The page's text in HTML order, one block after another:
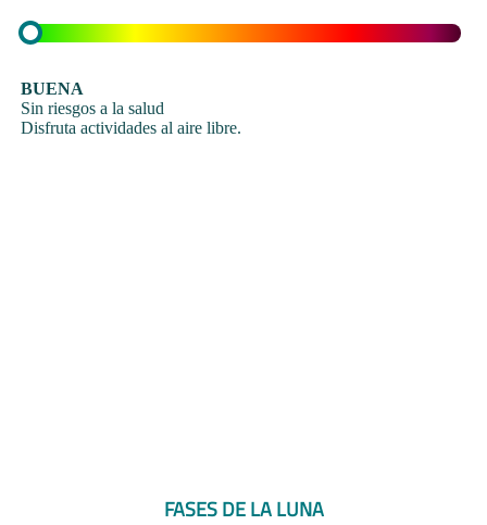
BUENA
Sin riesgos a la salud
Disfruta actividades al aire libre.
FASES DE LA LUNA